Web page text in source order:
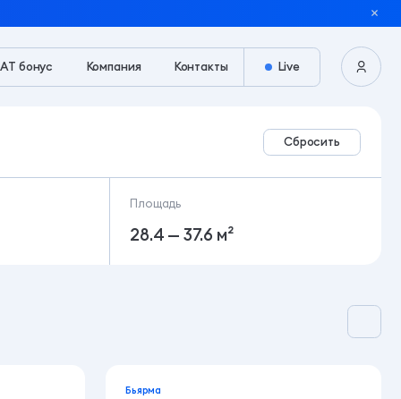
бонус Компания Контакты Live
Сбросить
Площадь
28.4 — 37.6 м²
Бьярма